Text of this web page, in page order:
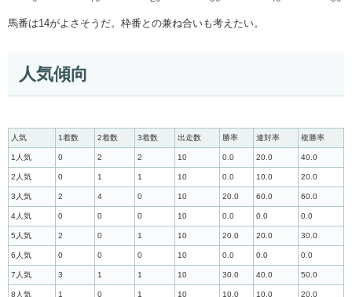
馬番は14がよさそうだ。枠番との兼ね合いも考えたい。
人気傾向
人気 1着数 2着数 3着数 出走数 勝率 連対率 複勝率
1人気 0 2 2 10 0.0 20.0 40.0
2人気 0 1 1 10 0.0 10.0 20.0
3人気 2 4 0 10 20.0 60.0 60.0
4人気 0 0 0 10 0.0 0.0 0.0
5人気 2 0 1 10 20.0 20.0 30.0
6人気 0 0 0 10 0.0 0.0 0.0
7人気 3 1 1 10 30.0 40.0 50.0
8人気 1 0 1 10 10.0 10.0 20.0